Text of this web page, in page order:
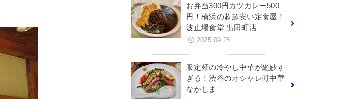
お弁当300円カツカレー500
円！横浜の超超安い定食屋！
波止場食堂 出田町店
2025.09.28
限定麺の冷やし中華が絶妙す
ぎる！渋谷のオシャレ町中華
なかじま